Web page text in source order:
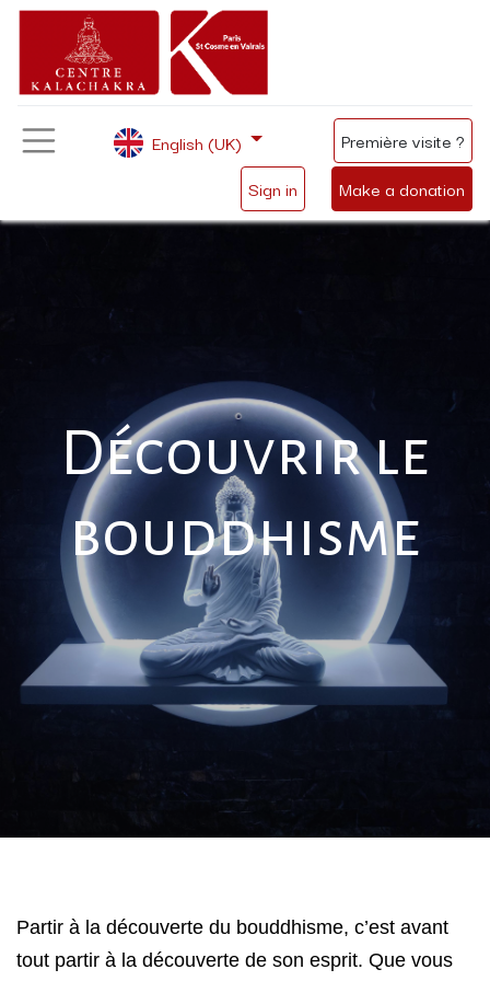
Sign in Make a donation
English (UK) Première visite ?
Découvrir le
bouddhisme
Partir à la découverte du bouddhisme, c’est avant
tout partir à la découverte de son esprit. Que vous